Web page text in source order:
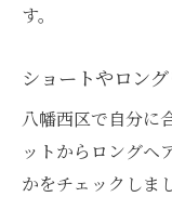
す。
ショートやロン
八幡西区で自分に
ットからロングヘ
かをチェックしま